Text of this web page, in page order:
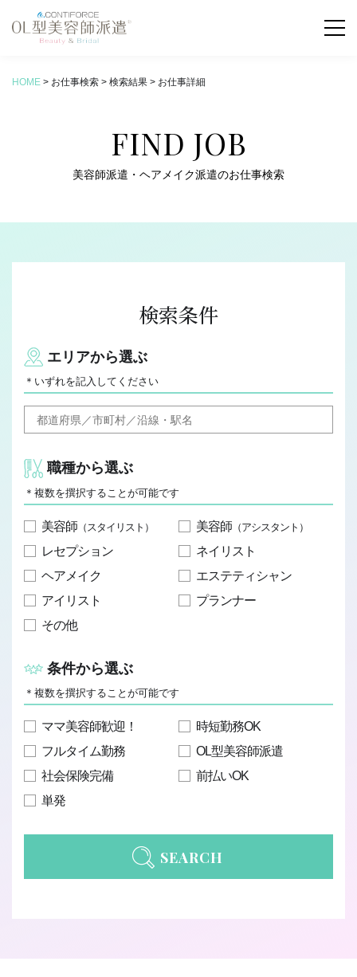
COLUMN
新着コラム
OL型美容師派遣とは
SERVICE
FLOW
JOB REPORT
Q&A
HOME > お仕事検索 > 検索結果 > お仕事詳細
FIND JOB
美容師派遣・ヘアメイク派遣のお仕事検索
検索条件
エリアから選ぶ
＊いずれを記入してください
職種から選ぶ
＊複数を撰択することが可能です
美容師 （スタイリスト） 美容師 （アシスタント）
レセプション
ネイリスト
ヘアメイク
エステティシャン
アイリスト
プランナー
その他
条件から選ぶ
＊複数を撰択することが可能です
ママ美容師歓迎！
時短勤務OK
フルタイム勤務
OL型美容師派遣
社会保険完備
前払いOK
単発
SEARCH